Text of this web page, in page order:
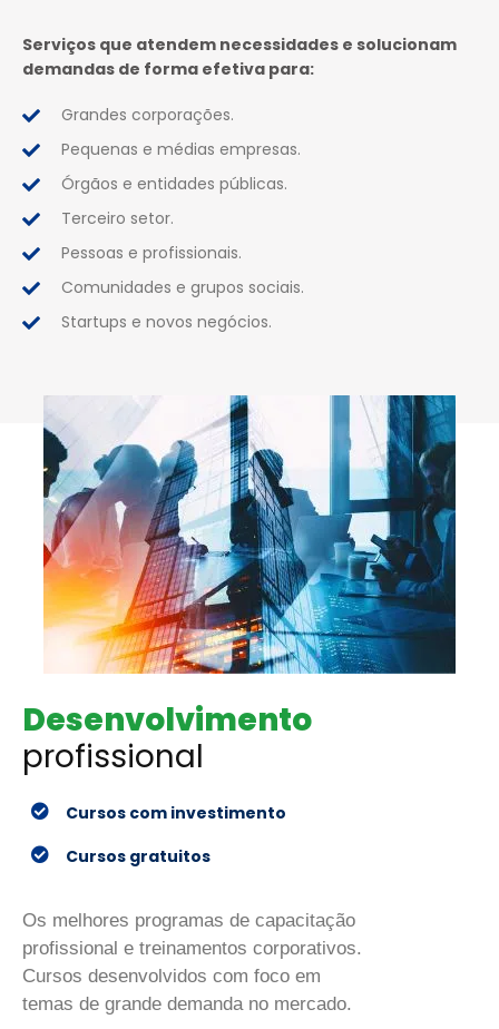
Serviços que atendem necessidades e solucionam
demandas de forma efetiva para:
Grandes corporações.
Pequenas e médias empresas.
Órgãos e entidades públicas.
Terceiro setor.
Pessoas e profissionais.
Comunidades e grupos sociais.
Startups e novos negócios.
Desenvolvimento
profissional
Cursos com investimento
Cursos gratuitos
Os melhores programas de capacitação
profissional e treinamentos corporativos.
Cursos desenvolvidos com foco em
temas de grande demanda no mercado.